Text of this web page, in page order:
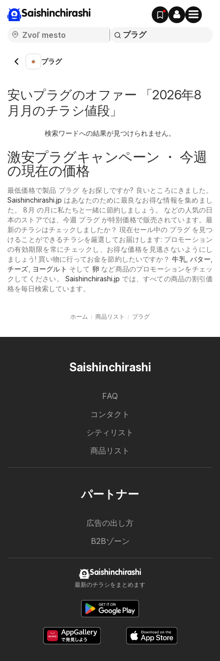
Saishinchirashi
プラグ
安いプラグのオファー 「2026年8
月月のチラシ値段」
検索ワードへの結果が見つけられません。
激安プラグキャンペーン ・ 今週
の現在の価格
最低価格で製品 プラグ をお探しですか? 良いところにきました。
Saishinchirashi.jp はあなたのために最良なお得な情報を集めまし
た。 8月 の月に私たちと一緒に節約しましょう。 などの人気の日
本のストアでは、今週 プラグ が特別価格で販売されています。最
新のチラシはチェックしましたか？ 現在セール中の プラグ を見つ
けることができるチラシを厳選してお届けします: プロモーション
の有効期限を常にチェックし、お得な価格を見逃さないようにし
ましょう! 買い物に行ってお金を節約したいですか？牛乳, バター
チーズ
ヨーグルト そして 卵 など商品のプロモーションをチェッ
クしてください。Saishinchirashi.jp では、すべての商品の割引価
格を毎日検索しています。
ホーム 商品リスト プラグ
Saishinchirashi
FAQ
コンタクト
シティリスト
商品リスト
パートナー
広告の出し方
B2Bゾーン
Saishinchirashi
最新のチラシをまとめます